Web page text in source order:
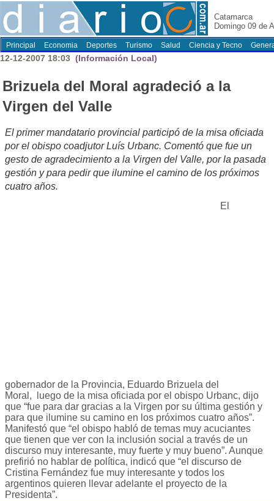
Catamarca
Domingo 09 de
Principal Economia Deportes Turismo Salud Ciencia y Tecno
12-12-2007 18:03 (Información Local)
Brizuela del Moral agradeció a la
Virgen del Valle
El primer mandatario provincial participó de la misa oficiada
por el obispo coadjutor Luís Urbanc. Comentó que fue un
gesto de agradecimiento a la Virgen del Valle, por la pasada
gestión y para pedir que ilumine el camino de los próximos
cuatro años.
El
gobernador de la Provincia, Eduardo Brizuela del
Moral, luego de la misa oficiada por el obispo Urbanc, dijo
que “fue para dar gracias a la Virgen por su última gestión y
para que ilumine su camino en los próximos cuatro años”.
Manifestó que “el obispo habló de temas muy acuciantes
que tienen que ver con la inclusión social a través de un
discurso muy interesante, muy fuerte y muy bueno”. Aunque
prefirió no hablar de política, indicó que “el discurso de
Cristina Fernández fue muy interesante y todos los
argentinos quieren llevar adelante el proyecto de la
Presidenta”.